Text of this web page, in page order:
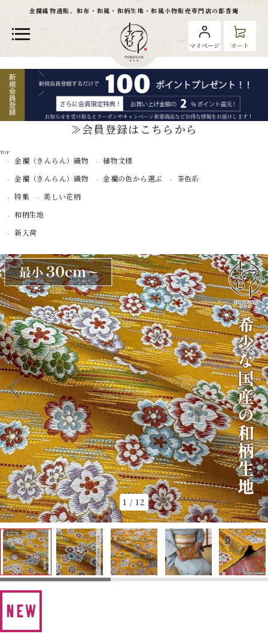
金襴織物通販、和布・和風・和柄生地・和風小物販売専門店の都香庵
マイページ カート
≫会員登録はこちらから
TOP
金襴（きんらん）織物
植物文様
金襴（きんらん）織物
金襴の色から選ぶ
茶色系
特集
美しい花柄
和柄生地
新入荷
1 / 12